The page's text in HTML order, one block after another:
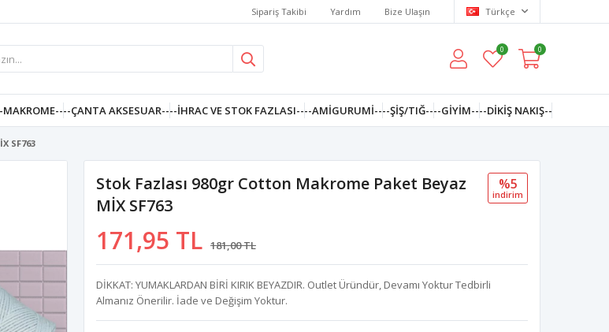
Sipariş Takibi Yardım Bize Ulaşın Türkçe
0 0
MAKROME----ÇANTA AKSESUAR----İHRAC VE STOK FAZLASI----AMIGURUMI----ŞİŞ/TIĞ----GIYIM----DIKIŞ NAKIŞ--
SF763
Stok Fazlası 980gr Cotton Makrome Paket Beyaz
MİX SF763
171,95 TL 181,00 TL
%5
i̇ndi̇ri̇m
DİKKAT: YUMAKLARDAN BİRİ KIRIK BEYAZDIR. Outlet Üründür, Devamı Yoktur Tedbirli
Almanız Önerilir. İade ve Değişim Yoktur.